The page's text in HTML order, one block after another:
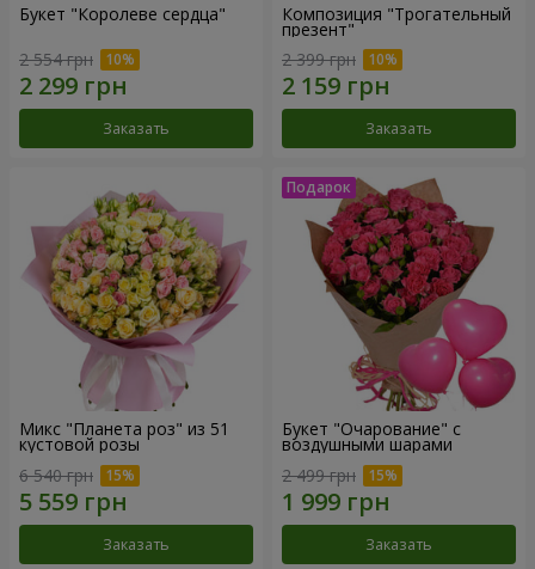
Букет "Королеве сердца"
2 554 грн
Заказать
Композиция "Трогательный
презент"
2 399 грн
Заказать
Микс "Планета роз" из 51
кустовой розы
6 540 грн
Заказать
Букет "Очарование" с
воздушными шарами
2 499 грн
Заказать